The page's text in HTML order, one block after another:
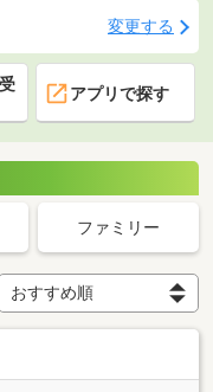
変更する
アプリで探す
ファミリー